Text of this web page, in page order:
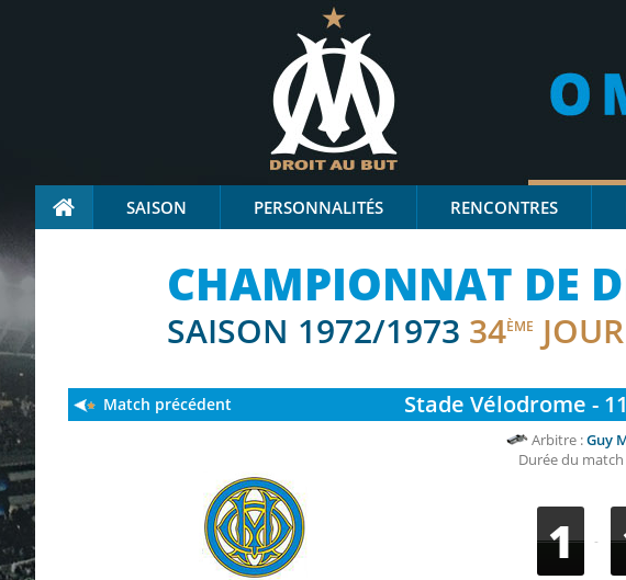
SAISON PERSONNALITÉS RENCONTRES
CHAMPIONNAT DE
SAISON 1972/1973 34ÈME
Stade Vélodrome -
Match précédent
Arbitre :Guy
Durée du match
1 -